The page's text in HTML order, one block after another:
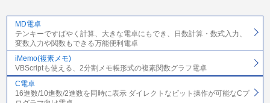
MD電卓
テンキーですばやく計算、大きな電卓にもでき、日数計算・数式入力、
変数入力や関数もできる万能便利電卓
iMemo(複素メモ)
VBScriptも使える、2分割メモ帳形式の複素関数グラフ電卓
C電卓
16進数/10進数/2進数を同時に表示 ダイレクトなビット操作が可能なCプ